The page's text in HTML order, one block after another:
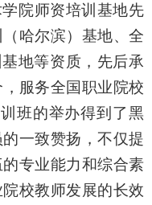
院师资培训基地先
哈尔滨）基地、全
地等资质，先后承
，服务全国职业院校
班的举办得到了黑
一致赞扬，不仅提
专业能力和综合素
校教师发展的长效